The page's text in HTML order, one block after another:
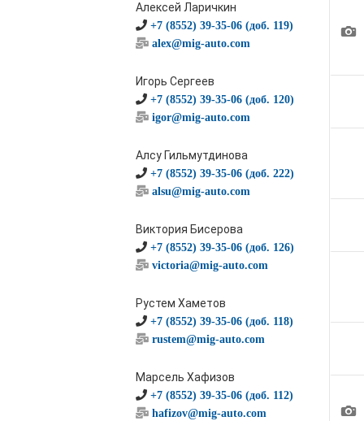
Алексей Ларичкин
+7 (8552) 39-35-06 (доб. 119)
alex@mig-auto.com
Игорь Сергеев
+7 (8552) 39-35-06 (доб. 120)
igor@mig-auto.com
Алсу Гильмутдинова
+7 (8552) 39-35-06 (доб. 222)
alsu@mig-auto.com
Виктория Бисерова
+7 (8552) 39-35-06 (доб. 126)
victoria@mig-auto.com
Рустем Хаметов
+7 (8552) 39-35-06 (доб. 118)
rustem@mig-auto.com
Марсель Хафизов
+7 (8552) 39-35-06 (доб. 112)
hafizov@mig-auto.com
1
1